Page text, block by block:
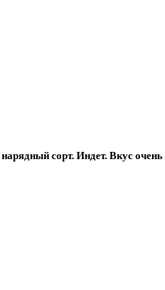
сорт. Индет. Вкус